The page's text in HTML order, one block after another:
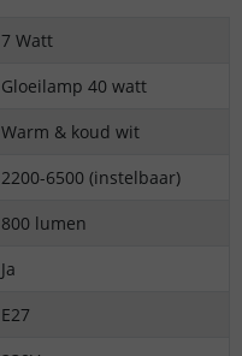
7 Watt
Gloeilamp 40 watt
Warm & koud wit
2200-6500 (instelbaar)
800 lumen
Ja
E27